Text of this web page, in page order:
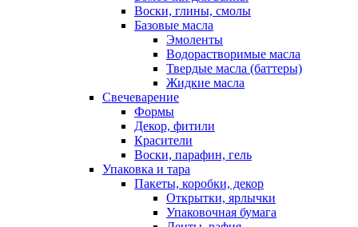
Воски, глины, смолы
Базовые масла
Эмоленты
Водорастворимые масла
Твердые масла (баттеры)
Жидкие масла
Свечеварение
Формы
Декор, фитили
Красители
Воски, парафин, гель
Упаковка и тара
Пакеты, коробки, декор
Открытки, ярлычки
Упаковочная бумага